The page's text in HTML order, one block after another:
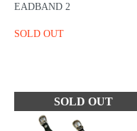
EADBAND 2
SOLD OUT